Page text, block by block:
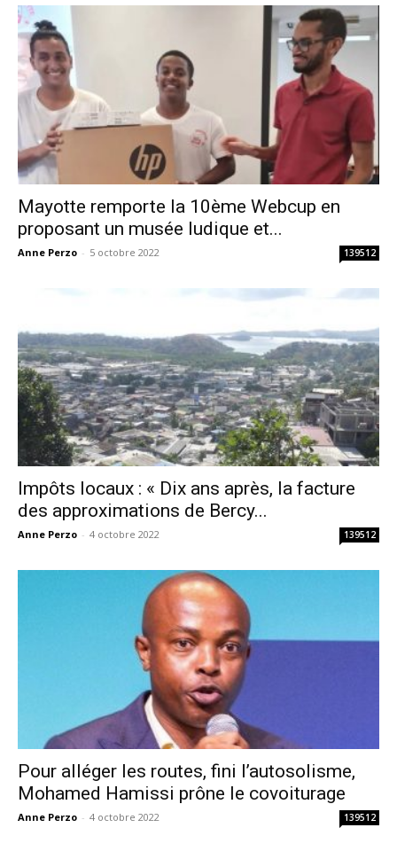
Mayotte remporte la 10ème Webcup en
proposant un musée ludique et...
Anne Perzo - 5 octobre 2022 139512
Impôts locaux : « Dix ans après, la facture
des approximations de Bercy...
Anne Perzo - 4 octobre 2022 139512
Pour alléger les routes, fini l’autosolisme,
Mohamed Hamissi prône le covoiturage
Anne Perzo - 4 octobre 2022 139512